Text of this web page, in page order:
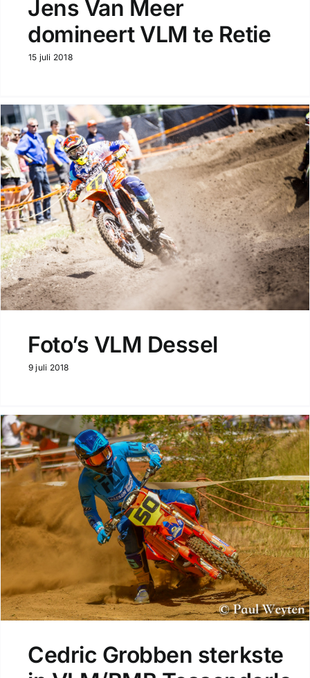
Jens Van Meer
domineert VLM te Retie
15 juli 2018
Foto’s VLM Dessel
9 juli 2018
Cedric Grobben sterkste